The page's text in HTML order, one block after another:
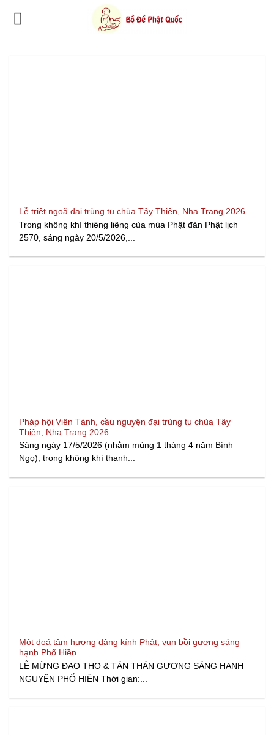
qua
Lễ triệt ngoã đại trùng tu chùa Tây Thiên, Nha Trang 2026
Trong không khí thiêng liêng của mùa Phật đản Phật lịch
2570, sáng ngày 20/5/2026,...
Pháp hội Viên Tánh, cầu nguyện đại trùng tu chùa Tây
Thiên, Nha Trang 2026
Sáng ngày 17/5/2026 (nhằm mùng 1 tháng 4 năm Bính
Ngọ), trong không khí thanh...
Một đoá tâm hương dâng kính Phật, vun bồi gương sáng
hạnh Phổ Hiền
LỄ MỪNG ĐẠO THỌ & TÁN THÁN GƯƠNG SÁNG HẠNH
NGUYỆN PHỔ HIỀN Thời gian:...